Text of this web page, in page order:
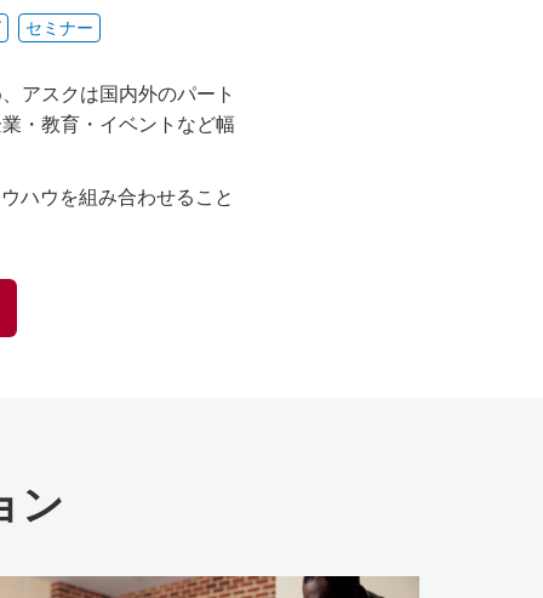
セミナー
アスクは国内外のパート
・教育・イベントなど幅
ハウを組み合わせること
ン